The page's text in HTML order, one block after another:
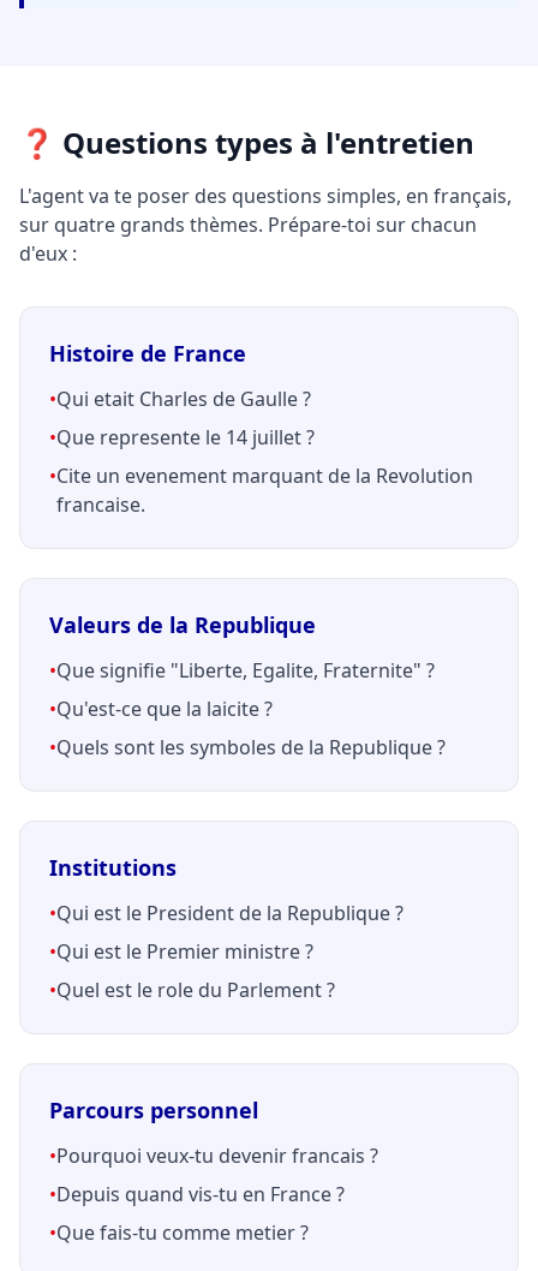
❓ Questions types à l'entretien
L'agent va te poser des questions simples, en français,
sur quatre grands thèmes. Prépare-toi sur chacun
d'eux :
Histoire de France
•Qui etait Charles de Gaulle ?
•Que represente le 14 juillet ?
•Cite un evenement marquant de la Revolution
francaise.
Valeurs de la Republique
•Que signifie "Liberte, Egalite, Fraternite" ?
•Qu'est-ce que la laicite ?
•Quels sont les symboles de la Republique ?
Institutions
•Qui est le President de la Republique ?
•Qui est le Premier ministre ?
•Quel est le role du Parlement ?
Parcours personnel
•Pourquoi veux-tu devenir francais ?
•Depuis quand vis-tu en France ?
•Que fais-tu comme metier ?